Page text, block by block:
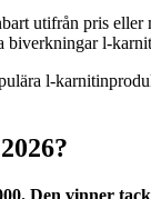
utifrån pris
l-
l-
Den vinner